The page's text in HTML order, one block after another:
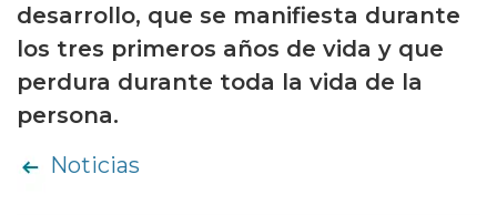
desarrollo, que se manifiesta durante
los tres primeros años de vida y que
perdura durante toda la vida de la
persona.
Noticias